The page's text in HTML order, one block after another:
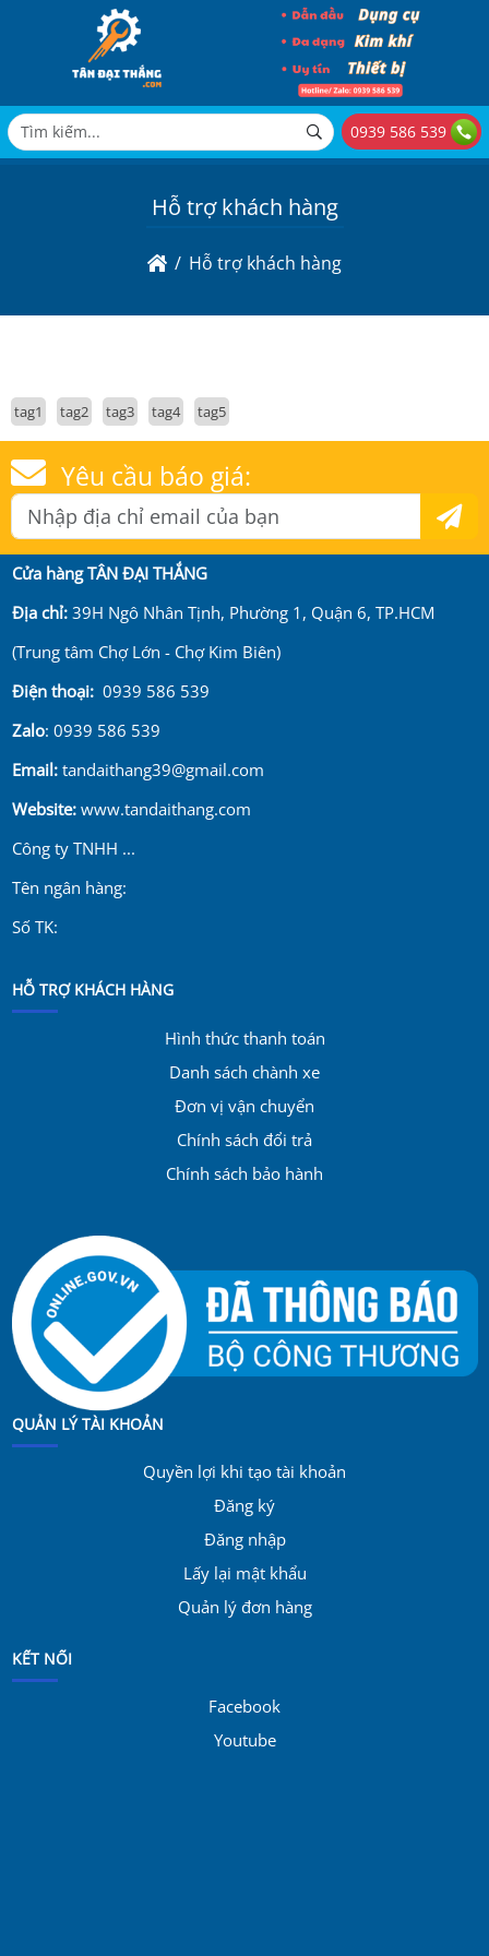
0939 586 539
Hỗ trợ khách hàng
Hỗ trợ khách hàng
tag1 tag2 tag3 tag4 tag5
Yêu cầu báo giá:
Cửa hàng TÂN ĐẠI THẮNG
Địa chỉ:39H Ngô Nhân Tịnh, Phường 1, Quận 6, TP.HCM
(Trung tâm Chợ Lớn - Chợ Kim Biên)
Điện thoại: 0939 586 539
Zalo: 0939 586 539
Email:tandaithang39@gmail.com
Website:www.tandaithang.com
Công ty TNHH ...
Tên ngân hàng:
Số TK:
HỖ TRỢ KHÁCH HÀNG
Hình thức thanh toán
Danh sách chành xe
Đơn vị vận chuyển
Chính sách đổi trả
Chính sách bảo hành
QUẢN LÝ TÀI KHOẢN
Quyền lợi khi tạo tài khoản
Đăng ký
Đăng nhập
Lấy lại mật khẩu
Quản lý đơn hàng
KẾT NỐI
Facebook
Youtube